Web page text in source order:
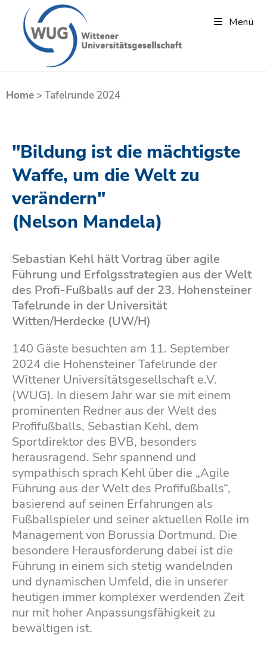
Menü
Home >Tafelrunde 2024
"Bildung ist die mächtigste
Waffe, um die Welt zu
verändern"
(Nelson Mandela)
Sebastian Kehl hält Vortrag über agile
Führung und Erfolgsstrategien aus der Welt
des Profi-Fußballs auf der 23. Hohensteiner
Tafelrunde in der Universität
Witten/Herdecke (UW/H)
140 Gäste besuchten am 11. September
2024 die Hohensteiner Tafelrunde der
Wittener Universitätsgesellschaft e.V.
(WUG). In diesem Jahr war sie mit einem
prominenten Redner aus der Welt des
Profifußballs, Sebastian Kehl, dem
Sportdirektor des BVB, besonders
herausragend. Sehr spannend und
sympathisch sprach Kehl über die „Agile
Führung aus der Welt des Profifußballs“,
basierend auf seinen Erfahrungen als
Fußballspieler und seiner aktuellen Rolle im
Management von Borussia Dortmund. Die
besondere Herausforderung dabei ist die
Führung in einem sich stetig wandelnden
und dynamischen Umfeld, die in unserer
heutigen immer komplexer werdenden Zeit
nur mit hoher Anpassungsfähigkeit zu
bewältigen ist.